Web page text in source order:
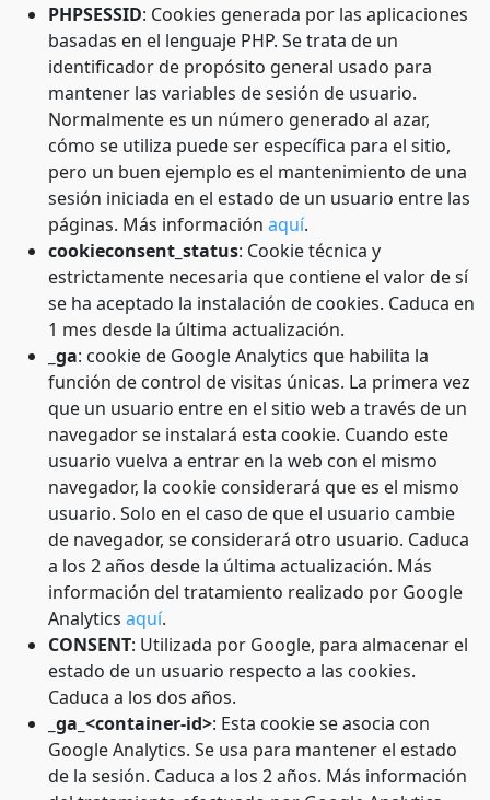
PHPSESSID: Cookies generada por las aplicaciones
basadas en el lenguaje PHP. Se trata de un
identificador de propósito general usado para
mantener las variables de sesión de usuario.
Normalmente es un número generado al azar,
cómo se utiliza puede ser específica para el sitio,
pero un buen ejemplo es el mantenimiento de una
sesión iniciada en el estado de un usuario entre las
páginas. Más información aquí.
cookieconsent_status: Cookie técnica y
estrictamente necesaria que contiene el valor de sí
se ha aceptado la instalación de cookies. Caduca en
1 mes desde la última actualización.
_ga: cookie de Google Analytics que habilita la
función de control de visitas únicas. La primera vez
que un usuario entre en el sitio web a través de un
navegador se instalará esta cookie. Cuando este
usuario vuelva a entrar en la web con el mismo
navegador, la cookie considerará que es el mismo
usuario. Solo en el caso de que el usuario cambie
de navegador, se considerará otro usuario. Caduca
a los 2 años desde la última actualización. Más
información del tratamiento realizado por Google
Analytics aquí.
CONSENT: Utilizada por Google, para almacenar el
estado de un usuario respecto a las cookies.
Caduca a los dos años.
_ga_<container-id>: Esta cookie se asocia con
Google Analytics. Se usa para mantener el estado
de la sesión. Caduca a los 2 años. Más información